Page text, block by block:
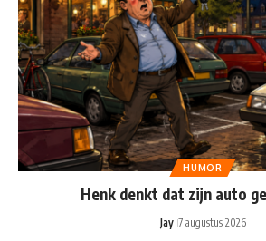
HUMOR
Henk denkt dat zijn auto
Jay 7 augustus 2026